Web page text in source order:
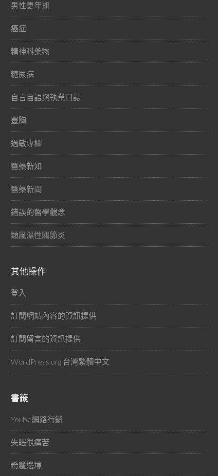
男性更年期
癌症
精神科藥物
糖尿病
自言自語與執業日誌
豐胸
過敏專欄
醫藥新知
醫藥新聞
錯誤的醫學觀念
類風濕性關節炎
其他操作
登入
訂閱網站內容的資訊提供
訂閱留言的資訊提供
WordPress.org 台灣繁體中文
書籤
Yoube網路行銷
失眠很痛苦
希臘邊境